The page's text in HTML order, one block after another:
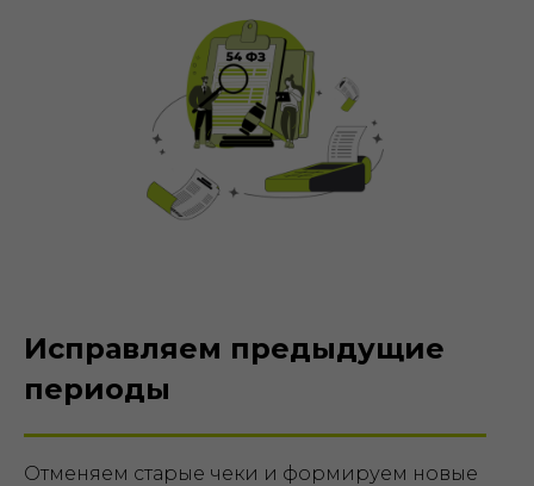
Исправляем предыдущие
периоды
Отменяем старые чеки и формируем новые